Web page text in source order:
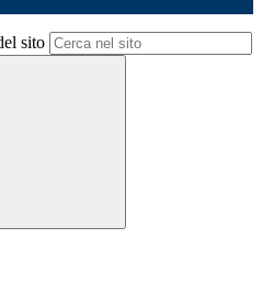
sito